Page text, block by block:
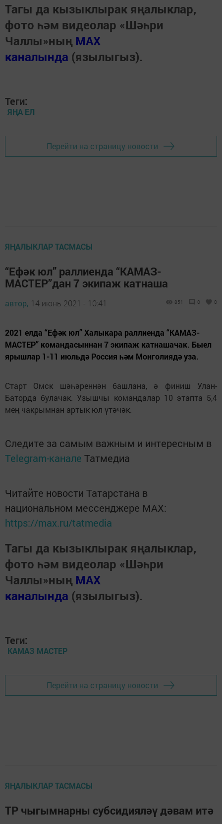
Тагы да кызыклырак яңалыклар,
фото һәм видеолар «Шәһри
Чаллы»ның MAX
каналында (язылыгыз).
Теги:
ЯҢА ЕЛ
Перейти на страницу новости
ЯҢАЛЫКЛАР ТАСМАСЫ
“Ефәк юл” раллиенда “КАМАЗ-
МАСТЕР”дан 7 экипаж катнаша
автор, 14 июнь 2021 - 10:41 851 0 0
2021 елда “Ефәк юл” Халыкара раллиенда “КАМАЗ-
МАСТЕР” командасыннан 7 экипаж катнашачак. Быел
ярышлар 1-11 июльдә Россия һәм Монголиядә уза.
Старт Омск шәһәреннән башлана, ә финиш Улан-
Баторда булачак. Узышчы командалар 10 этапта 5,4
мең чакрымнан артык юл үтәчәк.
Следите за самым важным и интересным в
Telegram-канале Татмедиа
Читайте новости Татарстана в
национальном мессенджере MАХ:
https://max.ru/tatmedia
Тагы да кызыклырак яңалыклар,
фото һәм видеолар «Шәһри
Чаллы»ның MAX
каналында (язылыгыз).
Теги:
КАМАЗ МАСТЕР
Перейти на страницу новости
ЯҢАЛЫКЛАР ТАСМАСЫ
ТР чыгымнарны субсидияләү дәвам итә